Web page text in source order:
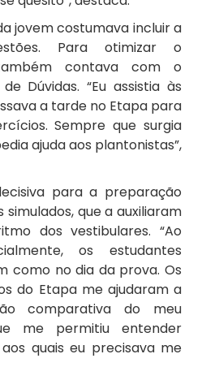
jovem costumava incluir a
Para otimizar o
contava com o
Dúvidas. “Eu assistia às
a tarde no Etapa para
Sempre que surgia
ajuda aos plantonistas”,
para a preparação
simulados, que a auxiliaram
dos vestibulares. “Ao
os estudantes
como no dia da prova. Os
do Etapa me ajudaram a
comparativa do meu
me permitiu entender
quais eu precisava me